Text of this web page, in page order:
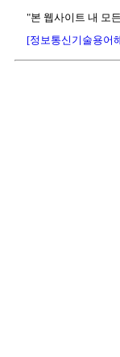
"본 웹사이트 내 모
[정보통신기술용어